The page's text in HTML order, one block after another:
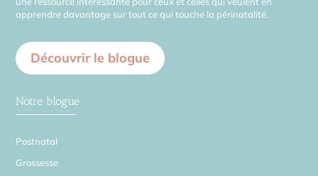
apprendre davantage sur tout ce qui touche la périnatalité.
Découvrir le blogue
Notre blogue
Postnatal
Grossesse